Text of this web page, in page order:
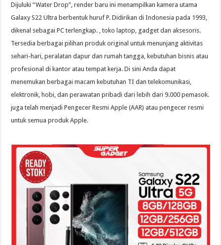
Dijuluki “Water Drop”, render baru ini menampilkan kamera utama
Galaxy S22 Ultra berbentuk huruf P. Didirikan di Indonesia pada 1993,
dikenal sebagai PC terlengkap. , toko laptop, gadget dan aksesoris.
Tersedia berbagai pilihan produk original untuk menunjang aktivitas
sehari-hari, peralatan dapur dan rumah tangga, kebutuhan bisnis atau
profesional di kantor atau tempat kerja. Di sini Anda dapat
menemukan berbagai macam kebutuhan TI dan telekomunikasi,
elektronik, hobi, dan perawatan pribadi dari lebih dari 9.000 pemasok.
juga telah menjadi Pengecer Resmi Apple (AAR) atau pengecer resmi
untuk semua produk Apple.